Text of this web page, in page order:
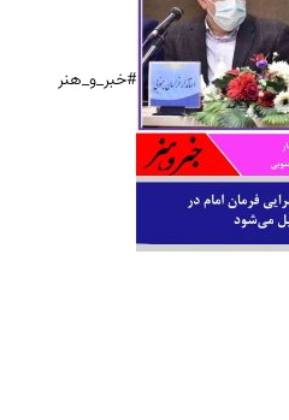
#خبر_و_هنر